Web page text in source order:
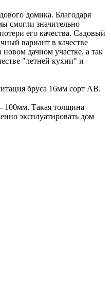
домика. Благодаря
смогли значительно
его качества. Садовый
вариант в качестве
дачном участке, а так
"летней кухни" и
бруса 16мм сорт АВ.
100мм. Такая толщина
эксплуатировать дом